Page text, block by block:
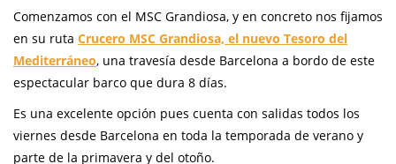
Comenzamos con el MSC Grandiosa, y en concreto nos fijamos
en su ruta Crucero MSC Grandiosa, el nuevo Tesoro del
Mediterráneo, una travesía desde Barcelona a bordo de este
espectacular barco que dura 8 días.
Es una excelente opción pues cuenta con salidas todos los
viernes desde Barcelona en toda la temporada de verano y
parte de la primavera y del otoño.